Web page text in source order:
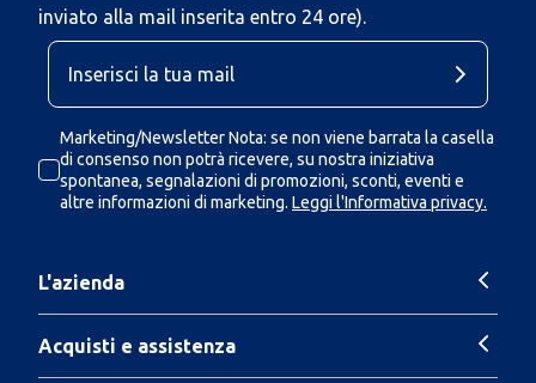
inviato alla mail inserita entro 24 ore).
Marketing/Newsletter Nota: se non viene barrata la casella
di consenso non potrà ricevere, su nostra iniziativa
spontanea, segnalazioni di promozioni, sconti, eventi e
altre informazioni di marketing. Leggi l'Informativa privacy.
L'azienda
Acquisti e assistenza